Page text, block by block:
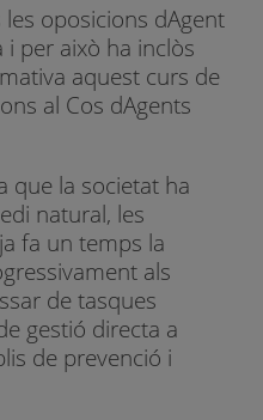
oposicions dAgent
i per això ha inclòs
aquest curs de
al Cos dAgents
que la societat ha
natural, les
fa un temps la
als
de tasques
gestió directa a
de prevenció i